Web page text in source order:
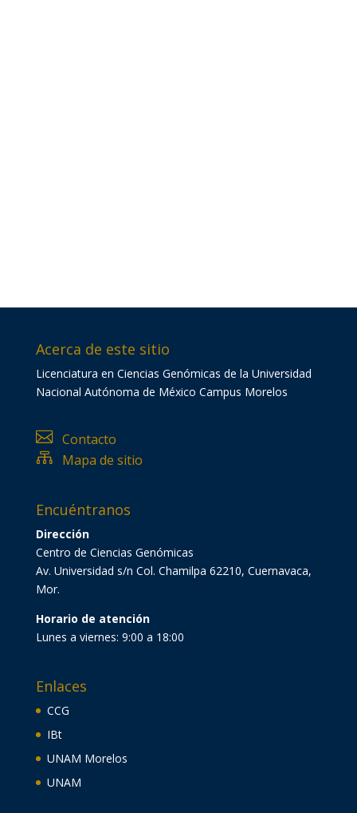
Acerca de este sitio
Licenciatura en Ciencias Genómicas de la Universidad
Nacional Autónoma de México Campus Morelos
 Contacto
 Mapa de sitio
Encuéntranos
Dirección
Centro de Ciencias Genómicas
Av. Universidad s/n Col. Chamilpa 62210, Cuernavaca,
Mor.
Horario de atención
Lunes a viernes: 9:00 a 18:00
Enlaces
CCG
IBt
UNAM Morelos
UNAM